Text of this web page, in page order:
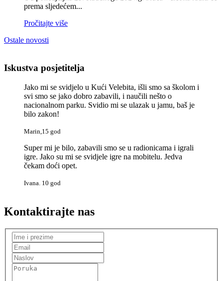
prema sljedećem...
Pročitajte više
Ostale novosti
Iskustva posjetitelja
Jako mi se svidjelo u Kući Velebita, išli smo sa školom i
svi smo se jako dobro zabavili, i naučili nešto o
nacionalnom parku. Svidio mi se ulazak u jamu, baš je
bilo zakon!
Marin,15 god
Super mi je bilo, zabavili smo se u radionicama i igrali
igre. Jako su mi se svidjele igre na mobitelu. Jedva
čekam doći opet.
Ivana. 10 god
Kontaktirajte nas